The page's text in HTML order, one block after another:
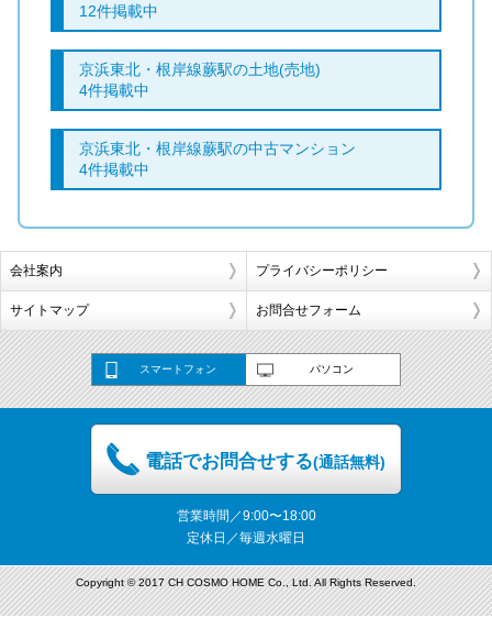
12件掲載中
京浜東北・根岸線蕨駅の土地(売地)
4件掲載中
京浜東北・根岸線蕨駅の中古マンション
4件掲載中
会社案内 プライバシーポリシー
サイトマップ お問合せフォーム
スマートフォン パソコン
電話でお問合せする(通話無料)
営業時間／9:00〜18:00
定休日／毎週水曜日
Copyright © 2017 CH COSMO HOME Co., Ltd. All Rights Reserved.